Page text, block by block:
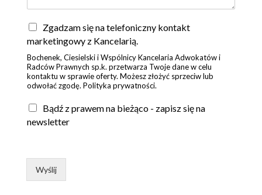
Z
g
d
a
*
Zgadzam się na telefoniczny kontakt
marketingowy z Kancelarią.
Bochenek, Ciesielski i Wspólnicy Kancelaria Adwokatów i
Radców Prawnych sp.k. przetwarza Twoje dane w celu
kontaktu w sprawie oferty. Możesz złożyć sprzeciw lub
odwołać zgodę. Polityka prywatności.
Bądź z prawem na bieżąco - zapisz się na
newsletter
Wyślij